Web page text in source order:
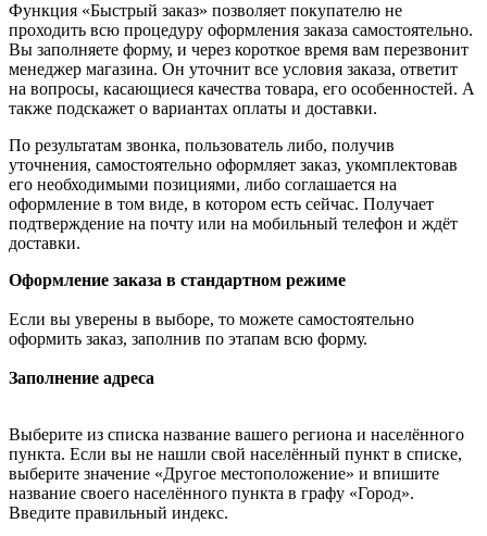
Функция «Быстрый заказ» позволяет покупателю не
проходить всю процедуру оформления заказа самостоятельно.
Вы заполняете форму, и через короткое время вам перезвонит
менеджер магазина. Он уточнит все условия заказа, ответит
на вопросы, касающиеся качества товара, его особенностей. А
также подскажет о вариантах оплаты и доставки.
По результатам звонка, пользователь либо, получив
уточнения, самостоятельно оформляет заказ, укомплектовав
его необходимыми позициями, либо соглашается на
оформление в том виде, в котором есть сейчас. Получает
подтверждение на почту или на мобильный телефон и ждёт
доставки.
Оформление заказа в стандартном режиме
Если вы уверены в выборе, то можете самостоятельно
оформить заказ, заполнив по этапам всю форму.
Заполнение адреса
Выберите из списка название вашего региона и населённого
пункта. Если вы не нашли свой населённый пункт в списке,
выберите значение «Другое местоположение» и впишите
название своего населённого пункта в графу «Город».
Введите правильный индекс.